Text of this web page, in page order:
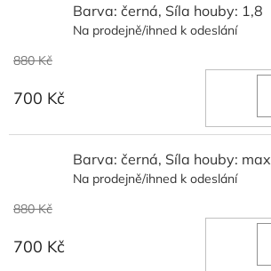
Barva: černá, Síla houby: 1,8
Na prodejně/ihned k odeslání
880 Kč
700 Kč
Barva: černá, Síla houby: max
Na prodejně/ihned k odeslání
880 Kč
700 Kč